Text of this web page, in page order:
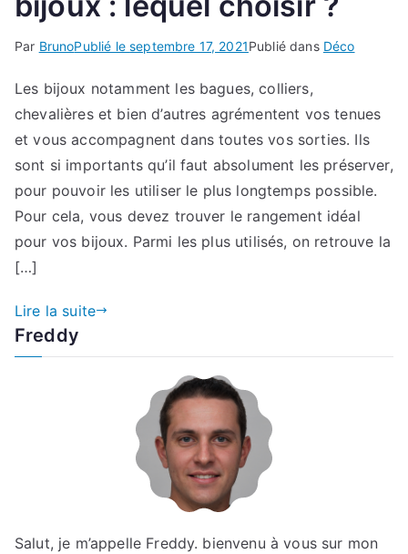
Par BrunoPublié leseptembre 17, 2021Publié dans Déco
Les bijoux notamment les bagues, colliers,
chevalières et bien d’autres agrémentent vos tenues
et vous accompagnent dans toutes vos sorties. Ils
sont si importants qu’il faut absolument les préserver,
pour pouvoir les utiliser le plus longtemps possible.
Pour cela, vous devez trouver le rangement idéal
pour vos bijoux. Parmi les plus utilisés, on retrouve la
[…]
Lire la suite
Freddy
Salut, je m’appelle Freddy. bienvenu à vous sur mon